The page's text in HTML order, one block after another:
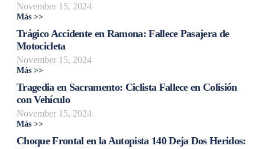
November 15, 2024
Más >>
Trágico Accidente en Ramona: Fallece Pasajera de
Motocicleta
November 15, 2024
Más >>
Tragedia en Sacramento: Ciclista Fallece en Colisión
con Vehículo
November 15, 2024
Más >>
Choque Frontal en la Autopista 140 Deja Dos Heridos: